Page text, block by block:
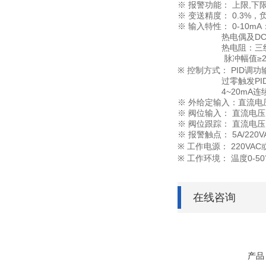
※ 报警功能： 上限,下
※ 变送精度： 0.3%，
※ 输入特性： 0-10mA
热电偶及
热电阻：三线制
脉冲幅值≥2.5V
※ 控制方式： PID调功
过零触发PID输出
4~20mA连
※ 外给定输入：直流电
※ 阀位输入： 直流电
※ 阀位跟踪： 直流电
※ 报警触点： 5A/
※ 工作电源： 220VAC
※ 工作环境： 温度0-
在线咨询
产品